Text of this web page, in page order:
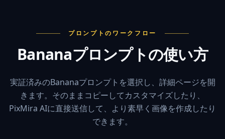
プロンプトのワークフロー
Bananaプロンプトの使い方
実証済みのBananaプロンプトを選択し、詳細ページを開
きます。そのままコピーしてカスタマイズしたり、
PixMira AIに直接送信して、より素早く画像を作成したり
できます。